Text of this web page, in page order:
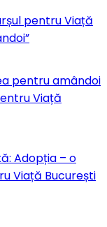
pentru Viață
pentru amândoi
Viață
Adopția – o
Viață București